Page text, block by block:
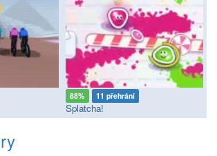
88% 11 přehrání
Splatcha!